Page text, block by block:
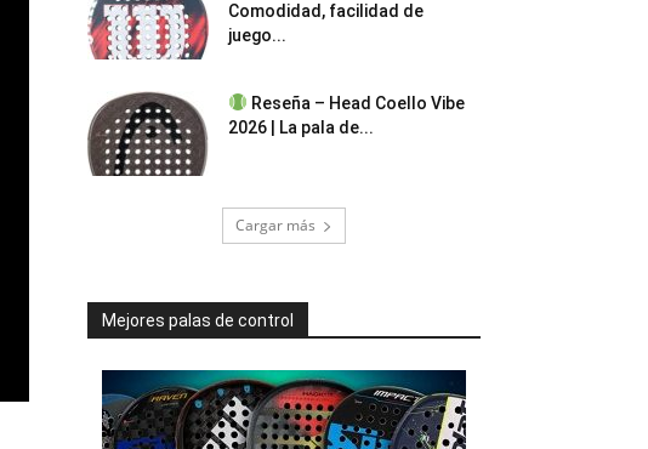
Comodidad, facilidad de
juego...
Reseña – Head Coello Vibe
2026 | La pala de...
Cargar más
Mejores palas de control